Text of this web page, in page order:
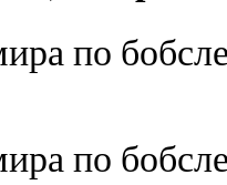
по
по